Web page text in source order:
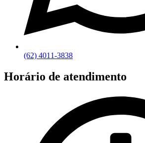
(62) 4011-3838
Horário de atendimento